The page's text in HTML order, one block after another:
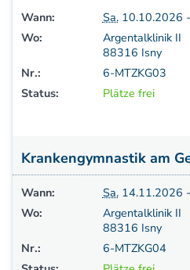
Fortbildung & Zusatzkurse
Refresherkurse
Kinesio-Sport-Taping
Krankengymnastik am
CMD
PNE - Pain
Grundprogramm
Einführung
Counterstrain I
Muskel-Energie
Craniale Osteopathie I
Viszerale Ostepathie I
Wann: Sa.10.10.2026 -
Wo:
Argentalklinik II
88316 Isny
Nr.:
6-MTZKG03
Status:
Plätze frei
Krankengymnastik am
Wann: Sa.14.11.2026 -
Wo:
Argentalklinik II
88316 Isny
Nr.:
6-MTZKG04